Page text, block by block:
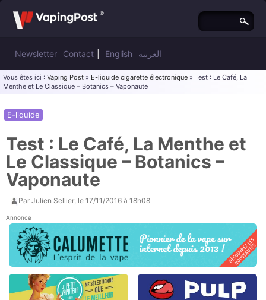
Newsletter Contact English العربية
Vous êtes ici : Vaping Post » E-liquide cigarette électronique » Test : Le Café, La
Menthe et Le Classique – Botanics – Vaponaute
Test : Le Café, La Menthe et
Le Classique – Botanics –
Vaponaute
E-liquide
Par Julien Sellier, le 17/11/2016 à 18h08
Annonce